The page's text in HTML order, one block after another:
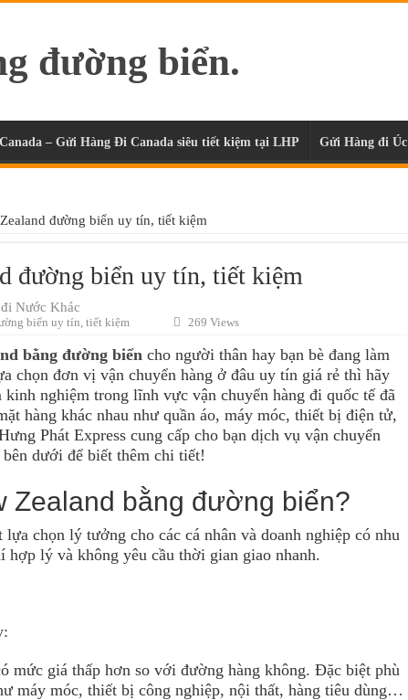
– Gửi Hàng Đi Canada siêu tiết kiệm tại LHP Gửi Hàng đi Úc
đường biển uy tín, tiết kiệm
đường biển uy tín, tiết kiệm
Nước Khác
biển uy tín, tiết kiệm 269 Views
bằng đường biển cho người thân hay bạn bè đang làm
chọn đơn vị vận chuyển hàng ở đâu uy tín giá rẻ thì hãy
nghiệm trong lĩnh vực vận chuyển hàng đi quốc tế đã
hàng khác nhau như quần áo, máy móc, thiết bị điện tử,
Phát Express cung cấp cho bạn dịch vụ vận chuyển
dưới để biết thêm chi tiết!
Zealand bằng đường biển?
chọn lý tưởng cho các cá nhân và doanh nghiệp có nhu
lý và không yêu cầu thời gian giao nhanh.
mức giá thấp hơn so với đường hàng không. Đặc biệt phù
máy móc, thiết bị công nghiệp, nội thất, hàng tiêu dùng…